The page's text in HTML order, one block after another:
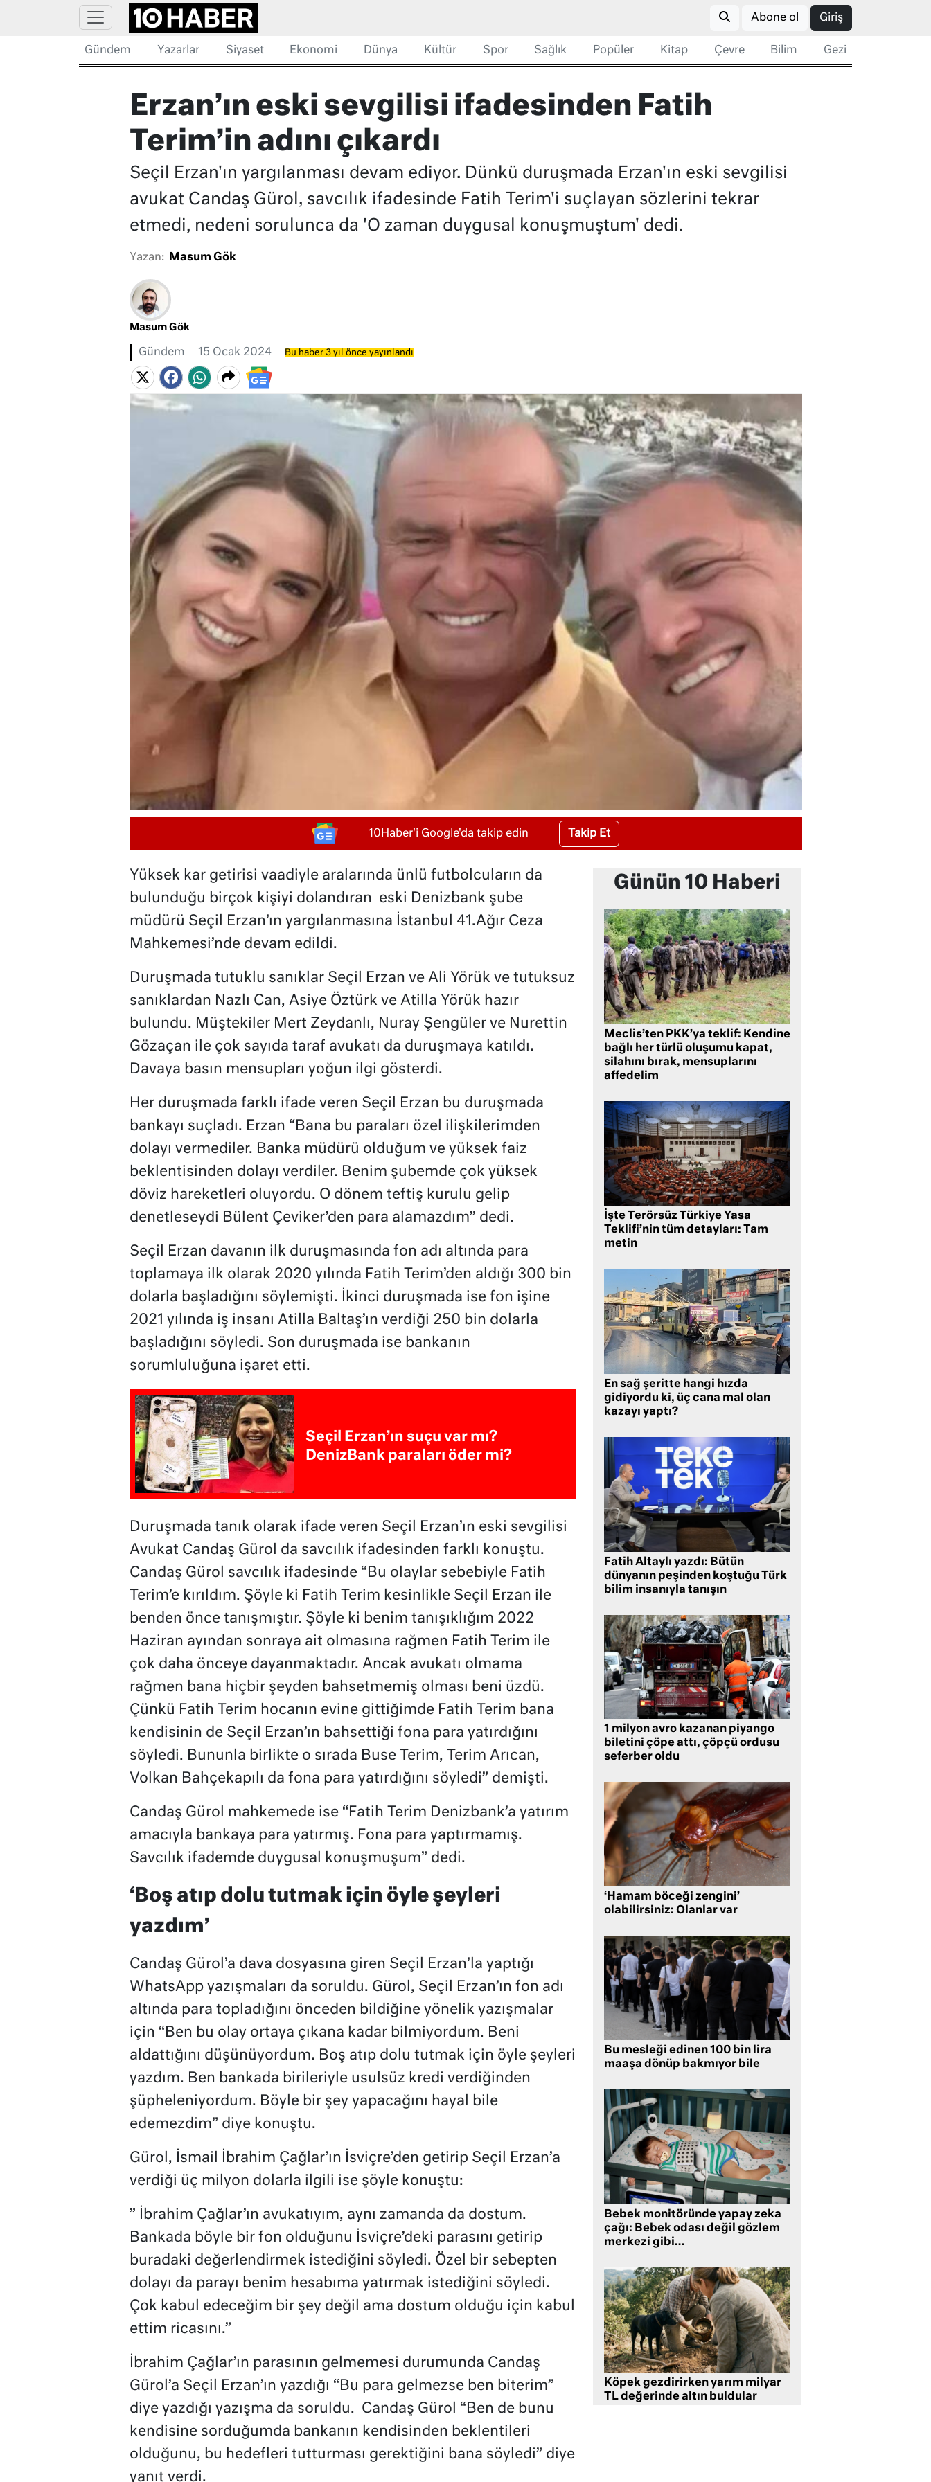
Abone ol Giriş
Gündem Yazarlar Siyaset Ekonomi Dünya Kültür Spor Sağlık Popüler Kitap Çevre Bilim Gezi
Erzan’ın eski sevgilisi ifadesinden Fatih
Terim’in adını çıkardı
Seçil Erzan'ın yargılanması devam ediyor. Dünkü duruşmada Erzan'ın eski sevgilisi
avukat Candaş Gürol, savcılık ifadesinde Fatih Terim'i suçlayan sözlerini tekrar
etmedi, nedeni sorulunca da 'O zaman duygusal konuşmuştum' dedi.
Yazan: Masum Gök
Masum Gök
Gündem 15 Ocak 2024 Bu haber 3 yıl önce yayınlandı
10Haber'i Google'da takip edin Takip Et
Yüksek kar getirisi vaadiyle aralarında ünlü futbolcuların da
bulunduğu birçok kişiyi dolandıran eski Denizbank şube
müdürü Seçil Erzan’ın yargılanmasına İstanbul 41.Ağır Ceza
Mahkemesi’nde devam edildi.
Duruşmada tutuklu sanıklar Seçil Erzan ve Ali Yörük ve tutuksuz
sanıklardan Nazlı Can, Asiye Öztürk ve Atilla Yörük hazır
bulundu. Müştekiler Mert Zeydanlı, Nuray Şengüler ve Nurettin
Gözaçan ile çok sayıda taraf avukatı da duruşmaya katıldı.
Davaya basın mensupları yoğun ilgi gösterdi.
Her duruşmada farklı ifade veren Seçil Erzan bu duruşmada
bankayı suçladı. Erzan “Bana bu paraları özel ilişkilerimden
dolayı vermediler. Banka müdürü olduğum ve yüksek faiz
beklentisinden dolayı verdiler. Benim şubemde çok yüksek
döviz hareketleri oluyordu. O dönem teftiş kurulu gelip
denetleseydi Bülent Çeviker’den para alamazdım” dedi.
Seçil Erzan davanın ilk duruşmasında fon adı altında para
toplamaya ilk olarak 2020 yılında Fatih Terim’den aldığı 300 bin
dolarla başladığını söylemişti. İkinci duruşmada ise fon işine
2021 yılında iş insanı Atilla Baltaş’ın verdiği 250 bin dolarla
başladığını söyledi. Son duruşmada ise bankanın
sorumluluğuna işaret etti.
Seçil Erzan’ın suçu var mı?
DenizBank paraları öder mi?
Duruşmada tanık olarak ifade veren Seçil Erzan’ın eski sevgilisi
Avukat Candaş Gürol da savcılık ifadesinden farklı konuştu.
Candaş Gürol savcılık ifadesinde “Bu olaylar sebebiyle Fatih
Terim’e kırıldım. Şöyle ki Fatih Terim kesinlikle Seçil Erzan ile
benden önce tanışmıştır. Şöyle ki benim tanışıklığım 2022
Haziran ayından sonraya ait olmasına rağmen Fatih Terim ile
çok daha önceye dayanmaktadır. Ancak avukatı olmama
rağmen bana hiçbir şeyden bahsetmemiş olması beni üzdü.
Çünkü Fatih Terim hocanın evine gittiğimde Fatih Terim bana
kendisinin de Seçil Erzan’ın bahsettiği fona para yatırdığını
söyledi. Bununla birlikte o sırada Buse Terim, Terim Arıcan,
Volkan Bahçekapılı da fona para yatırdığını söyledi” demişti.
Candaş Gürol mahkemede ise “Fatih Terim Denizbank’a yatırım
amacıyla bankaya para yatırmış. Fona para yaptırmamış.
Savcılık ifademde duygusal konuşmuşum” dedi.
‘Boş atıp dolu tutmak için öyle şeyleri
yazdım’
Candaş Gürol’a dava dosyasına giren Seçil Erzan’la yaptığı
WhatsApp yazışmaları da soruldu. Gürol, Seçil Erzan’ın fon adı
altında para topladığını önceden bildiğine yönelik yazışmalar
için “Ben bu olay ortaya çıkana kadar bilmiyordum. Beni
aldattığını düşünüyordum. Boş atıp dolu tutmak için öyle şeyleri
yazdım. Ben bankada birileriyle usulsüz kredi verdiğinden
şüpheleniyordum. Böyle bir şey yapacağını hayal bile
edemezdim” diye konuştu.
Gürol, İsmail İbrahim Çağlar’ın İsviçre’den getirip Seçil Erzan’a
verdiği üç milyon dolarla ilgili ise şöyle konuştu:
” İbrahim Çağlar’ın avukatıyım, aynı zamanda da dostum.
Bankada böyle bir fon olduğunu İsviçre’deki parasını getirip
buradaki değerlendirmek istediğini söyledi. Özel bir sebepten
dolayı da parayı benim hesabıma yatırmak istediğini söyledi.
Çok kabul edeceğim bir şey değil ama dostum olduğu için kabul
ettim ricasını.”
İbrahim Çağlar’ın parasının gelmemesi durumunda Candaş
Gürol’a Seçil Erzan’ın yazdığı “Bu para gelmezse ben biterim”
diye yazdığı yazışma da soruldu. Candaş Gürol “Ben de bunu
kendisine sorduğumda bankanın kendisinden beklentileri
olduğunu, bu hedefleri tutturması gerektiğini bana söyledi” diye
yanıt verdi.
Günün 10 Haberi
Meclis’ten PKK’ya teklif: Kendine
bağlı her türlü oluşumu kapat,
silahını bırak, mensuplarını
affedelim
İşte Terörsüz Türkiye Yasa
Teklifi’nin tüm detayları: Tam
metin
En sağ şeritte hangi hızda
gidiyordu ki, üç cana mal olan
kazayı yaptı?
Fatih Altaylı yazdı: Bütün
dünyanın peşinden koştuğu Türk
bilim insanıyla tanışın
1 milyon avro kazanan piyango
biletini çöpe attı, çöpçü ordusu
seferber oldu
‘Hamam böceği zengini’
olabilirsiniz: Olanlar var
Bu mesleği edinen 100 bin lira
maaşa dönüp bakmıyor bile
Bebek monitöründe yapay zeka
çağı: Bebek odası değil gözlem
merkezi gibi…
Köpek gezdirirken yarım milyar
TL değerinde altın buldular